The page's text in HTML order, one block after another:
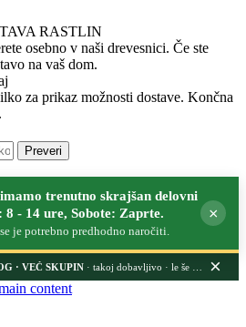
RASTLIN
osebno v naši drevesnici. Če ste
na vaš dom.
za prikaz možnosti dostave. Končna
Preveri
trenutno skrajšan delovni
8 - 14 ure, Sobote: Zaprte.
je potrebno predhodno naročiti.
×
· takoj dobavljivo · le še nekaj dni ×
content